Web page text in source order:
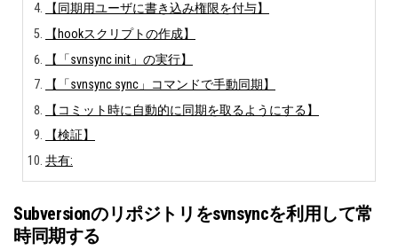
【同期用ユーザに書き込み権限を付与】
【hookスクリプトの作成】
【「svnsync init」の実行】
【「svnsync sync」コマンドで手動同期】
【コミット時に自動的に同期を取るようにする】
【検証】
共有:
Subversionのリポジトリをsvnsyncを利用して常
時同期する